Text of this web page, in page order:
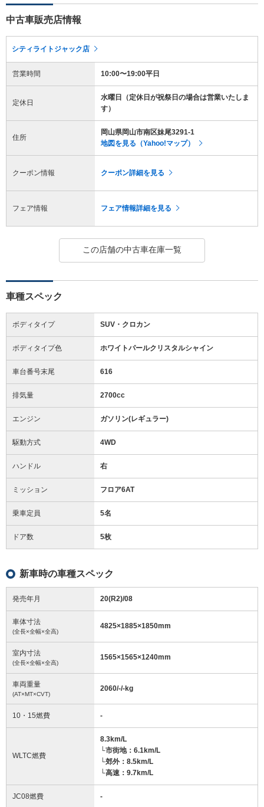
中古車販売店情報
シティライトジャック店
営業時間 10:00〜19:00平日
定休日
水曜日（定休日が祝祭日の場合は営業いたしま
す）
住所
岡山県岡山市南区妹尾3291-1
地図を見る（Yahoo!マップ）
クーポン情報 クーポン詳細を見る
フェア情報 フェア情報詳細を見る
この店舗の中古車在庫一覧
車種スペック
ボディタイプ SUV・クロカン
ボディタイプ色 ホワイトパールクリスタルシャイン
車台番号末尾 616
排気量 2700cc
エンジン ガソリン(レギュラー)
駆動方式 4WD
ハンドル 右
ミッション フロア6AT
乗車定員 5名
ドア数 5枚
新車時の車種スペック
発売年月 20(R2)/08
車体寸法
(全長×全幅×全高)
4825×1885×1850mm
室内寸法
(全長×全幅×全高)
1565×1565×1240mm
車両重量
(AT×MT×CVT)
2060/-/-kg
10・15燃費 -
WLTC燃費
8.3km/L
└市街地：6.1km/L
└郊外：8.5km/L
└高速：9.7km/L
JC08燃費 -